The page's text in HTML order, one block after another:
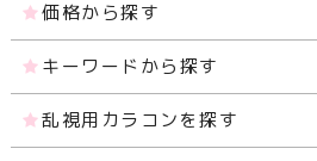
価格から探す
キーワードから探す
乱視用カラコンを探す